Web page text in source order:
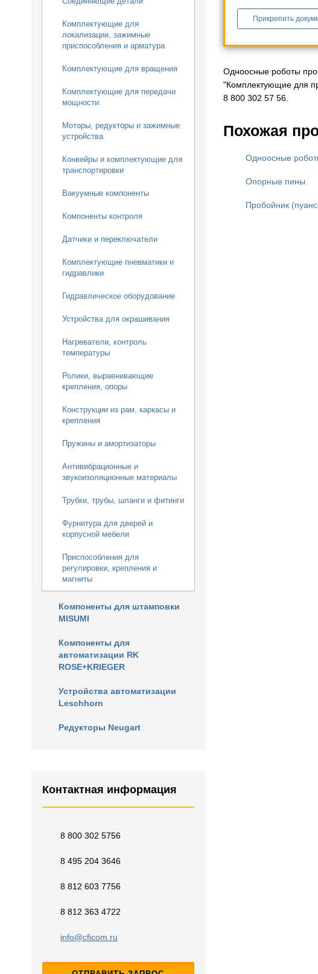
Комплектующие для
локализации, зажимные
приспособления и арматура
Комплектующие для вращения
Комплектующие для передачи
мощности
Моторы, редукторы и зажимные
устройства
Конвейры и комплектующие для
транспортировки
Вакуумные компоненты
Компоненты контроля
Датчики и переключатели
Комплектующие пневматики и
гидравлики
Гидравлическое оборудование
Устройства для окрашивания
Нагреватели, контроль
температуры
Ролики, выравнивающие
крепления, опоры
Конструкции из рам, каркасы и
крепления
Пружины и амортизаторы
Антивибрационные и
звукоизоляционные материалы
Трубки, трубы, шланги и фитинги
Фурнитура для дверей и
корпусной мебели
Приспособления для
регулировки, крепления и
магниты
Компоненты для штамповки
MISUMI
Компоненты для
автоматизации RK
ROSE+KRIEGER
Устройства автоматизации
Leschhorn
Редукторы Neugart
Контактная информация
8 800 302 5756
8 495 204 3646
8 812 603 7756
8 812 363 4722
info@cficom.ru
Прикрепить
Одноосные роботы
"Комплектующие для
8 800 302 57 56.
Похожая
Одноосные
Опорные пины
Пробойник